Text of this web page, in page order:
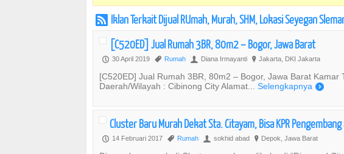
r Iklan Terkait Dijual RUmah, Murah, SHM, Lokasi Seyegan
[C520ED] Jual Rumah 3BR, 80m2 – Bogor, Jawa Barat
P 30 April 2019 , Rumah U Diana Irmayanti ? Jakarta, DKI Jakarta
[C520ED] Jual Rumah 3BR, 80m2 – Bogor, Jawa Barat
Daerah/Wilayah : Cibinong City Alamat... Selengkapnya )
Cluster Baru Murah Dekat Sta. Citayam, Bisa KPR Pengembang
P 14 Februari 2017 , Rumah U sokhid abad ? Depok, Jawa Barat